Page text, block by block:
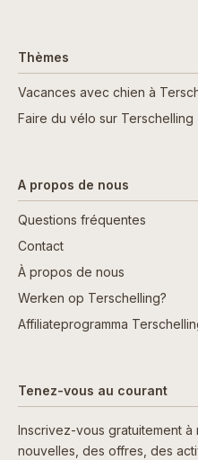
Thèmes
Vacances avec chien à
Faire du vélo sur Terschelling
A propos de nous
Questions fréquentes
Contact
À propos de nous
Werken op Terschelling?
Affiliateprogramma
Tenez-vous au courant
Inscrivez-vous gratuitement
nouvelles, des offres, des